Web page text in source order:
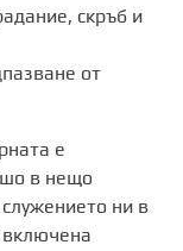
скръб и
от
е
в нещо
ни в